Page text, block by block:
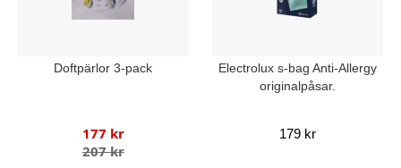
Doftpärlor 3-pack
177 kr
207 kr
Electrolux s-bag Anti-Allergy
originalpåsar.
179 kr